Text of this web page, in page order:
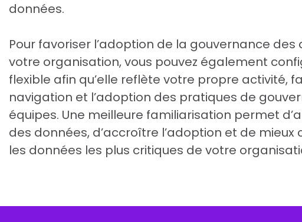
données.
Pour favoriser l’adoption de la gouvernance
votre organisation, vous pouvez également
flexible afin qu’elle reflète votre propre activité,
navigation et l’adoption des pratiques de
équipes. Une meilleure familiarisation permet
des données, d’accroître l’adoption et de
les données les plus critiques de votre